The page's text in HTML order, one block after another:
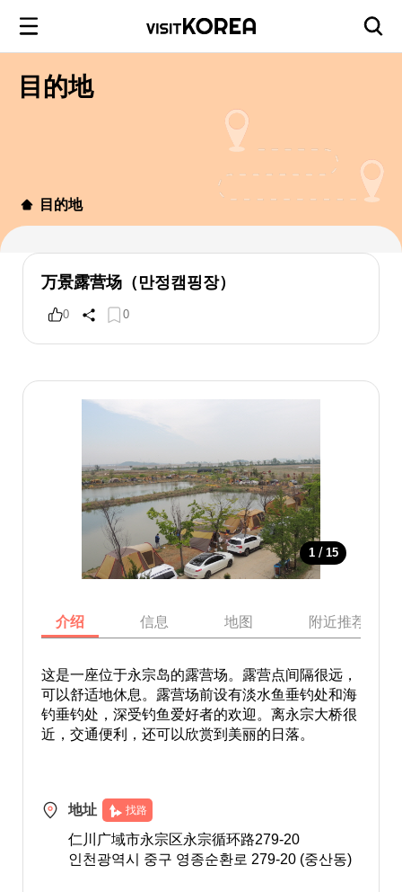
目的地
目的地
万景露营场（만정캠핑장）
0 0
1 / 15
介绍 信息 地图 附近推荐景点
这是一座位于永宗岛的露营场。露营点间隔很远，
可以舒适地休息。露营场前设有淡水鱼垂钓处和海
钓垂钓处，深受钓鱼爱好者的欢迎。离永宗大桥很
近，交通便利，还可以欣赏到美丽的日落。
地址 找路
仁川广域市永宗区永宗循环路279-20
인천광역시 중구 영종순환로 279-20 (중산동)